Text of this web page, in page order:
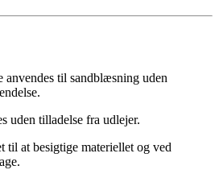
anvendes til sandblæsning uden
uden tilladelse fra udlejer.
til at besigtige materiellet og ved